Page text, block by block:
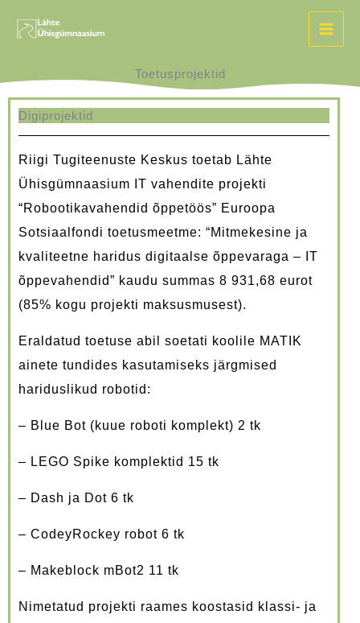
Toetusprojektid
Digiprojektid
Riigi Tugiteenuste Keskus toetab Lähte
Ühisgümnaasium IT vahendite projekti
“Robootikavahendid õppetöös” Euroopa
Sotsiaalfondi toetusmeetme: “Mitmekesine ja
kvaliteetne haridus digitaalse õppevaraga – IT
õppevahendid” kaudu summas 8 931,68 eurot
(85% kogu projekti maksusmusest).
Eraldatud toetuse abil soetati koolile MATIK
ainete tundides kasutamiseks järgmised
hariduslikud robotid:
– Blue Bot (kuue roboti komplekt) 2 tk
– LEGO Spike komplektid 15 tk
– Dash ja Dot 6 tk
– CodeyRockey robot 6 tk
– Makeblock mBot2 11 tk
Nimetatud projekti raames koostasid klassi- ja